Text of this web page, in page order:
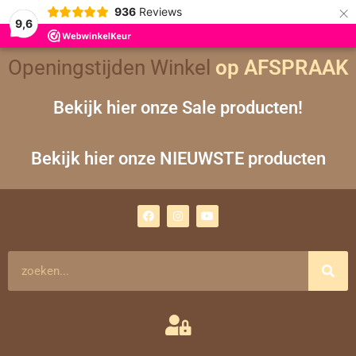
9,6
936 Reviews ×
Openingstijden Winkel op AFSPRAAK
Bekijk hier onze Sale producten!
Bekijk hier onze NIEUWSTE producten
a
c
n
s
m
o
u